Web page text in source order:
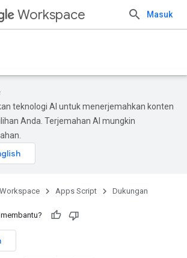
Workspace Masuk
teknologi AI untuk menerjemahkan konten
Anda. Terjemahan AI mungkin
Apps Script Dukungan